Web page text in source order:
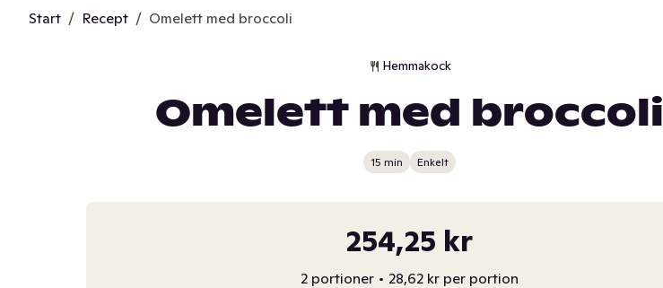
Start / Recept / Omelett med broccoli
Hemmakock
Omelett med broccoli
15 min Enkelt
254,25 kr
2 portioner • 28,62 kr per portion